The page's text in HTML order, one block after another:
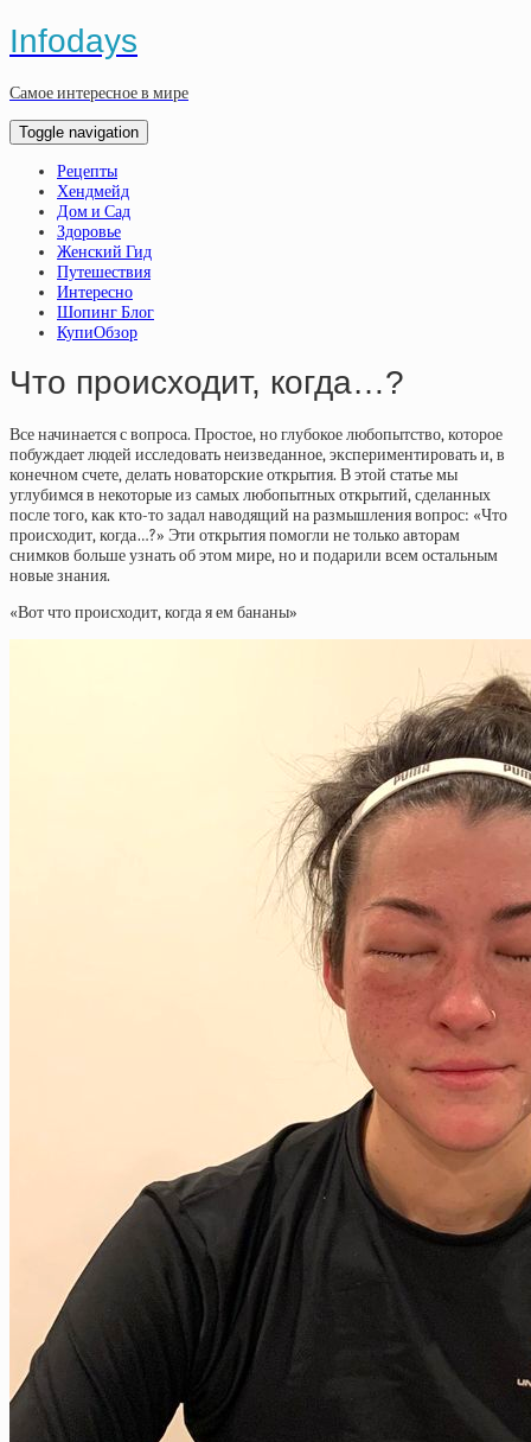
Infodays
Самое интересное в мире
Toggle navigation
Рецепты
Хендмейд
Дом и Сад
Здоровье
Женский Гид
Путешествия
Интересно
Шопинг Блог
КупиОбзор
Что происходит, когда…?
Все начинается с вопроса. Простое, но глубокое любопытство, которое
побуждает людей исследовать неизведанное, экспериментировать и, в
конечном счете, делать новаторские открытия. В этой статье мы
углубимся в некоторые из самых любопытных открытий, сделанных
после того, как кто-то задал наводящий на размышления вопрос: «Что
происходит, когда…?» Эти открытия помогли не только авторам
снимков больше узнать об этом мире, но и подарили всем остальным
новые знания.
«Вот что происходит, когда я ем бананы»